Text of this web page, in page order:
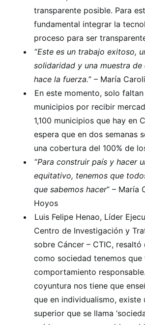
transparente posible. Para
fundamental integrar la
proceso para ser
“Este es un trabajo exitoso,
solidaridad y una muestra de
hace la fuerza.” – María
En este momento, solo
municipios por recibir
1,100 municipios que hay en
espera que en dos semanas
una cobertura del 100% de
“Para construir país y hacer
equitativo, tenemos que
que sabemos hacer” – María
Hoyos
Luis Felipe Henao, Líder
Centro de Investigación y
sobre Cáncer – CTIC,
como sociedad tenemos que
comportamiento
coyuntura nos tiene que
que en individualismo, existe
superior que se llama